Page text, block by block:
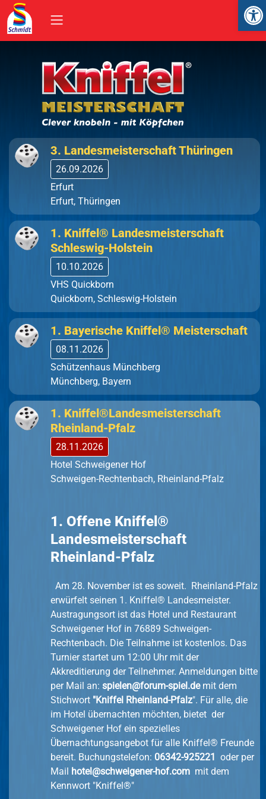
Aktuelle Turniere
3. Landesmeisterschaft Thüringen
26.09.2026
Erfurt
Erfurt, Thüringen
1. Kniffel® Landesmeisterschaft
Schleswig-Holstein
10.10.2026
VHS Quickborn
Quickborn, Schleswig-Holstein
1. Bayerische Kniffel® Meisterschaft
08.11.2026
Schützenhaus Münchberg
Münchberg, Bayern
1. Kniffel®Landesmeisterschaft
Rheinland-Pfalz
28.11.2026
Hotel Schweigener Hof
Schweigen-Rechtenbach, Rheinland-Pfalz
1. Offene Kniffel®
Landesmeisterschaft
Rheinland-Pfalz
Am 28. November ist es soweit. Rheinland-Pfalz
erwürfelt seinen 1. Kniffel® Landesmeister.
Austragungsort ist das Hotel und Restaurant
Schweigener Hof in 76889 Schweigen-
Rechtenbach. Die Teilnahme ist kostenlos. Das
Turnier startet um 12:00 Uhr mit der
Akkreditierung der Teilnehmer. Anmeldungen bitte
per Mail an: spielen@forum-spiel.demit dem
Stichwort "Kniffel Rheinland-Pfalz". Für alle, die
im Hotel übernachten möchten, bietet der
Schweigener Hof ein spezielles
Übernachtungsangebot für alle Kniffel® Freunde
bereit. Buchungstelefon: 06342-925221 oder per
Mail
hotel@schweigener-hof.com mit dem
Kennwort "Kniffel®"